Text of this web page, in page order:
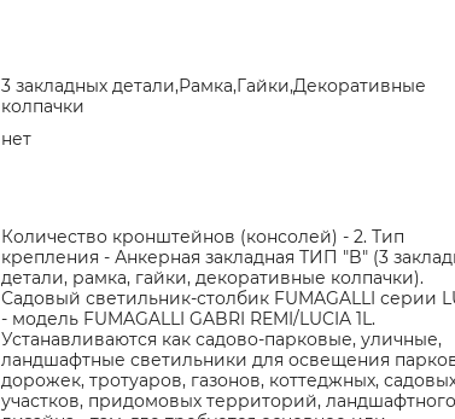
3 закладных детали,Рамка,Гайки,Декоративные
колпачки
нет
Количество кронштейнов (консолей) - 2. Тип
крепления - Анкерная закладная ТИП "B" (3
детали, рамка, гайки, декоративные колпачки).
Садовый светильник-столбик FUMAGALLI серии
- модель FUMAGALLI GABRI REMI/LUCIA 1L.
Устанавливаются как садово-парковые, уличные,
ландшафтные светильники для освещения
дорожек, тротуаров, газонов, коттеджных,
участков, придомовых территорий, ландшафтного